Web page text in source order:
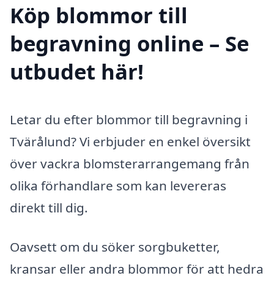
Köp blommor till
begravning online – Se
utbudet här!
Letar du efter blommor till begravning i
Tvärålund? Vi erbjuder en enkel översikt
över vackra blomsterarrangemang från
olika förhandlare som kan levereras
direkt till dig.
Oavsett om du söker sorgbuketter,
kransar eller andra blommor för att hedra